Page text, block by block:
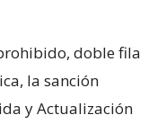
doble fila
la sanción
y Actualización